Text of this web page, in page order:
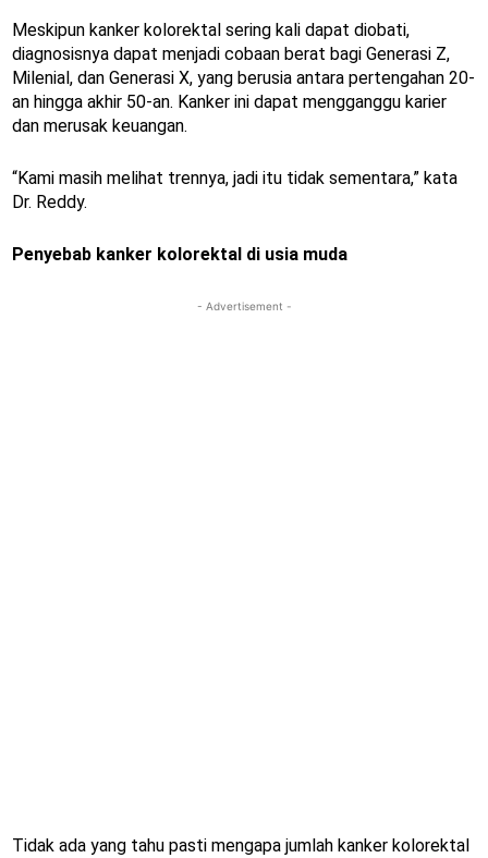
Meskipun kanker kolorektal sering kali dapat diobati,
diagnosisnya dapat menjadi cobaan berat bagi Generasi Z,
Milenial, dan Generasi X, yang berusia antara pertengahan 20-
an hingga akhir 50-an. Kanker ini dapat mengganggu karier
dan merusak keuangan.
“Kami masih melihat trennya, jadi itu tidak sementara,” kata
Dr. Reddy.
Penyebab kanker kolorektal di usia muda
- Advertisement -
Tidak ada yang tahu pasti mengapa jumlah kanker kolorektal